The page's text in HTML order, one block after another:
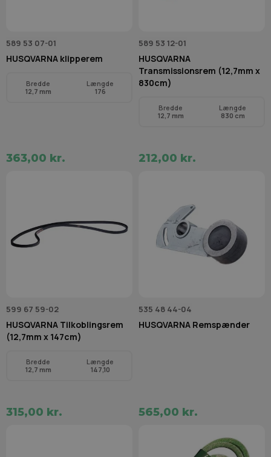
589 53 07-01
HUSQVARNA klipperem
Bredde
12,7 mm
Længde
176
363,00 kr.
589 53 12-01
HUSQVARNA
Transmissionsrem (12,7mm x
830cm)
Bredde
12,7 mm
Længde
830 cm
212,00 kr.
599 67 59-02
HUSQVARNA Tilkoblingsrem
(12,7mm x 147cm)
Bredde
12,7 mm
Længde
147,10
315,00 kr.
535 48 44-04
HUSQVARNA Remspænder
565,00 kr.